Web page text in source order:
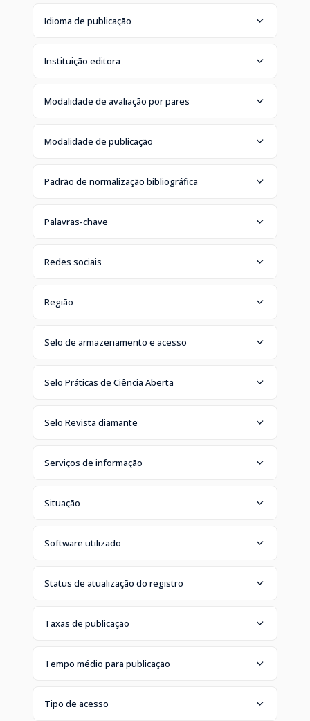
Idioma de publicação
Instituição editora
Modalidade de avaliação por pares
Modalidade de publicação
Padrão de normalização bibliográfica
Palavras-chave
Redes sociais
Região
Selo de armazenamento e acesso
Selo Práticas de Ciência Aberta
Selo Revista diamante
Serviços de informação
Situação
Software utilizado
Status de atualização do registro
Taxas de publicação
Tempo médio para publicação
Tipo de acesso